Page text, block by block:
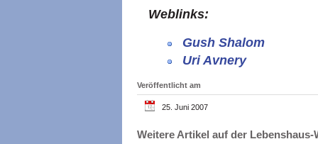
Weblinks:
Gush Shalom
Uri Avnery
Veröffentlicht am
25. Juni 2007
Weitere Artikel auf der